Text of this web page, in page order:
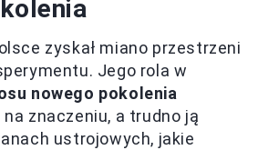
zyskał miano przestrzeni
Jego rola w
nowego pokolenia
znaczeniu, a trudno ją
ustrojowych, jakie